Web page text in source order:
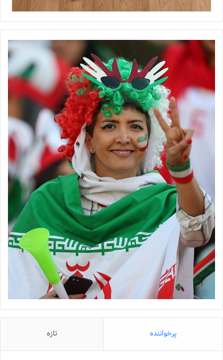
پرخواننده تازه